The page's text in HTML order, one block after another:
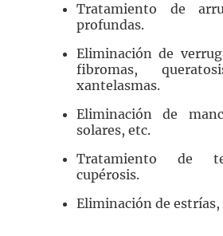
Tratamiento de
profundas.
Eliminación de
fibromas,
xantelasmas.
Eliminación de
solares, etc.
Tratamiento de
cupérosis.
Eliminación de